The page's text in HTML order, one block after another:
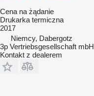
Cena na żądanie
Drukarka termiczna
2017
Niemcy, Dabergotz
3p Vertriebsgesellschaft mbH
Kontakt z dealerem